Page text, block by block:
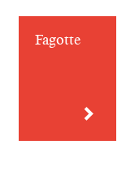
Fagotte